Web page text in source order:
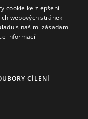
práva vyhrazena.
údajů
cookie ke zlepšení
webových stránek
s našimi zásadami
informací
CÍLENÍ